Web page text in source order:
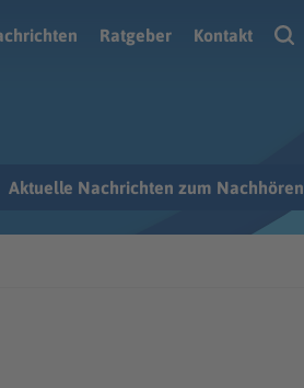
Ratgeber Kontakt
Aktuelle Nachrichten zum Nachhören